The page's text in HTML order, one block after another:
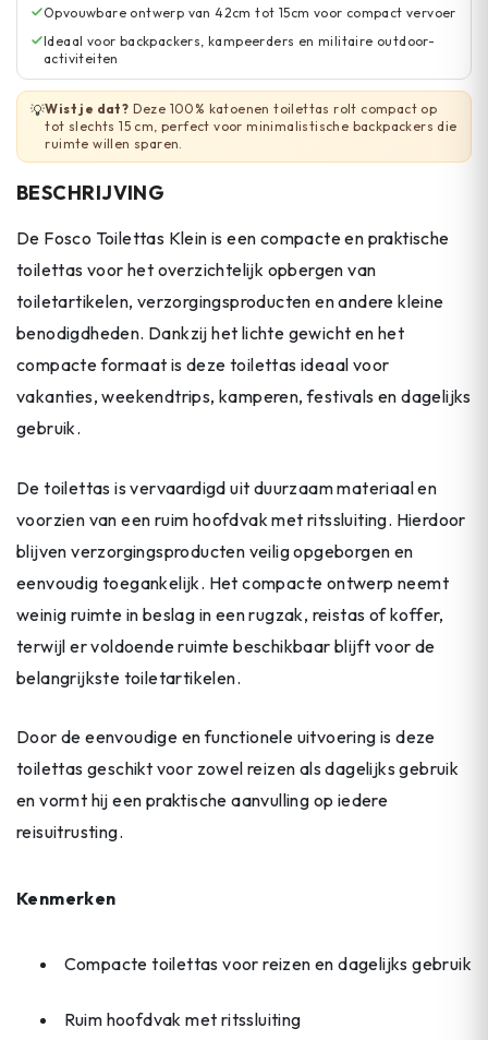
Opvouwbare ontwerp van 42cm tot 15cm voor compact vervoer
Ideaal voor backpackers, kampeerders en militaire outdoor-
activiteiten
💡Wist je dat? Deze 100% katoenen toilettas rolt compact op
tot slechts 15 cm, perfect voor minimalistische backpackers die
ruimte willen sparen.
BESCHRIJVING
De Fosco Toilettas Klein is een compacte en praktische
toilettas voor het overzichtelijk opbergen van
toiletartikelen, verzorgingsproducten en andere kleine
benodigdheden. Dankzij het lichte gewicht en het
compacte formaat is deze toilettas ideaal voor
vakanties, weekendtrips, kamperen, festivals en dagelijks
gebruik.
De toilettas is vervaardigd uit duurzaam materiaal en
voorzien van een ruim hoofdvak met ritssluiting. Hierdoor
blijven verzorgingsproducten veilig opgeborgen en
eenvoudig toegankelijk. Het compacte ontwerp neemt
weinig ruimte in beslag in een rugzak, reistas of koffer,
terwijl er voldoende ruimte beschikbaar blijft voor de
belangrijkste toiletartikelen.
Door de eenvoudige en functionele uitvoering is deze
toilettas geschikt voor zowel reizen als dagelijks gebruik
en vormt hij een praktische aanvulling op iedere
reisuitrusting.
Kenmerken
Compacte toilettas voor reizen en dagelijks gebruik
Ruim hoofdvak met ritssluiting